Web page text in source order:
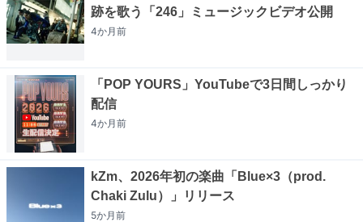
跡を歌う「246」ミュージックビデオ公開
4か月前
「POP YOURS」YouTubeで3日間しっかり
配信
4か月前
kZm、2026年初の楽曲「Blue×3（prod.
Chaki Zulu）」リリース
5か月前